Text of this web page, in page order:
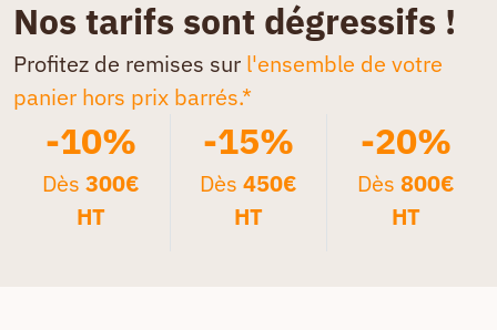
Nos tarifs sont dégressifs !
Profitez de remises sur l'ensemble de votre
panier hors prix barrés.*
-10%
Dès300€
HT
-15%
Dès 450€
HT
-20%
Dès 800€
HT